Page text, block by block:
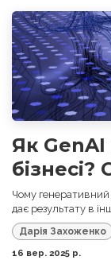
Як GenAI
бізнесі?
Чому
дає результату в
Дарія Захоженко
16 вер. 2025 р.